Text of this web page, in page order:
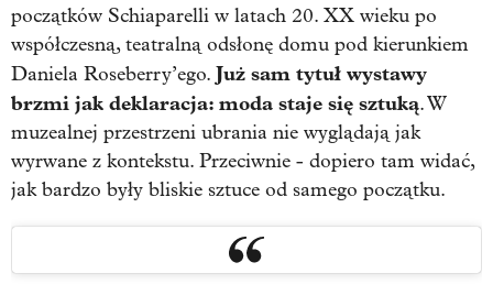
początków Schiaparelli w latach 20. XX wieku po
współczesną, teatralną odsłonę domu pod kierunkiem
Daniela Roseberry’ego. Już sam tytuł wystawy
brzmi jak deklaracja: moda staje się sztuką. W
muzealnej przestrzeni ubrania nie wyglądają jak
wyrwane z kontekstu. Przeciwnie - dopiero tam widać,
jak bardzo były bliskie sztuce od samego początku.